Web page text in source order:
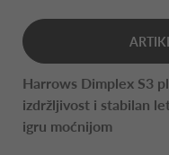
Harrows Dimplex S3
izdržljivost i stabilan
igru moćnijom